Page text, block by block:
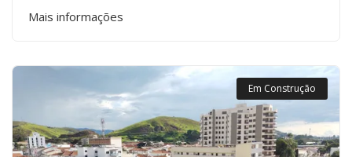
Mais informações
Em Construção